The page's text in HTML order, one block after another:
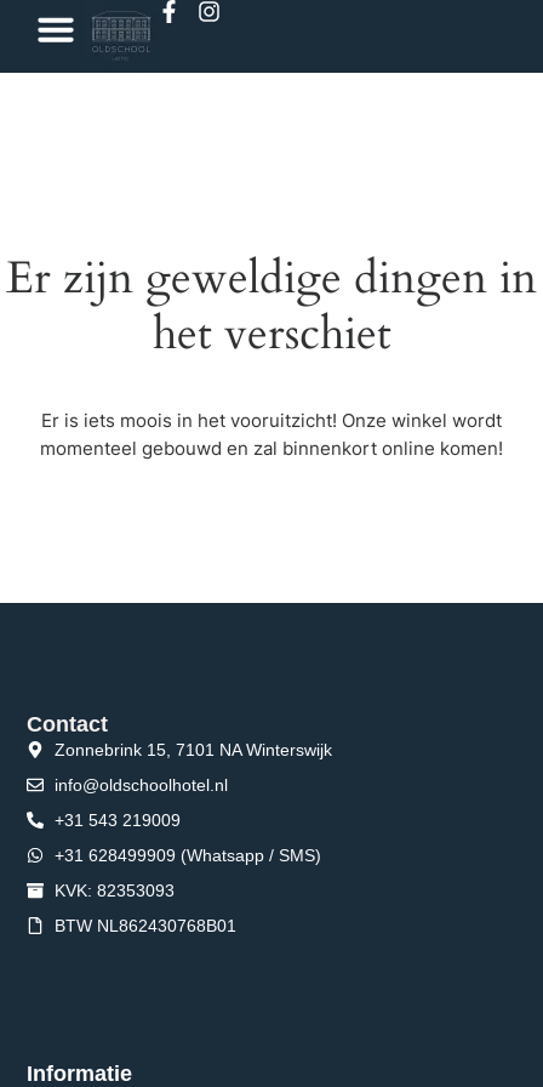
Er zijn geweldige dingen in
het verschiet
Er is iets moois in het vooruitzicht! Onze winkel wordt
momenteel gebouwd en zal binnenkort online komen!
Informatie
Contact
Zonnebrink 15, 7101 NA Winterswijk
info@oldschoolhotel.nl
+31 543 219009
+31 628499909 (Whatsapp / SMS)
KVK: 82353093
BTW NL862430768B01